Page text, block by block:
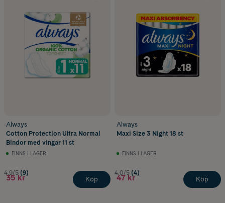
Always
Cotton Protection Ultra Normal
Bindor med vingar 11 st
FINNS I LAGER
4.9/5 (9)
35 kr Köp
Always
Maxi Size 3 Night 18 st
FINNS I LAGER
4.0/5 (4)
47 kr Köp